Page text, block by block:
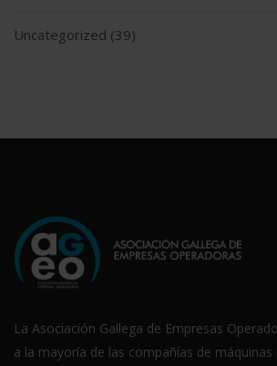
Uncategorized (39)
La Asociación Gallega de Empresas
a la mayoría de las compañías de máquinas